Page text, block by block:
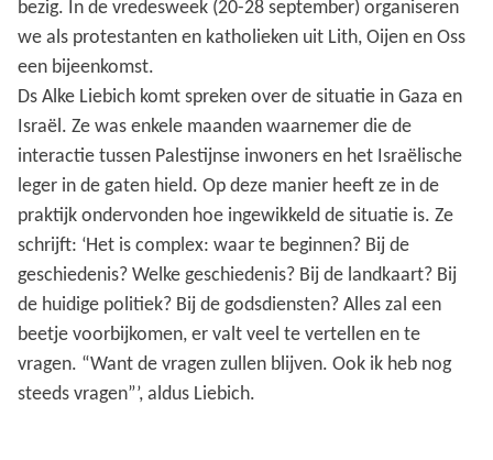
bezig. In de vredesweek (20-28 september) organiseren
we als protestanten en katholieken uit Lith, Oijen en Oss
een bijeenkomst.
Ds Alke Liebich komt spreken over de situatie in Gaza en
Israël. Ze was enkele maanden waarnemer die de
interactie tussen Palestijnse inwoners en het Israëlische
leger in de gaten hield. Op deze manier heeft ze in de
praktijk ondervonden hoe ingewikkeld de situatie is. Ze
schrijft: ‘Het is complex: waar te beginnen? Bij de
geschiedenis? Welke geschiedenis? Bij de landkaart? Bij
de huidige politiek? Bij de godsdiensten? Alles zal een
beetje voorbijkomen, er valt veel te vertellen en te
vragen. “Want de vragen zullen blijven. Ook ik heb nog
steeds vragen”’, aldus Liebich.